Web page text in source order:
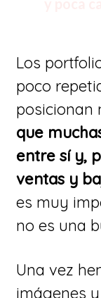
Los
poco
posicionan
que
entre sí y,
ventas y
es muy
no es una
Una vez
imágenes